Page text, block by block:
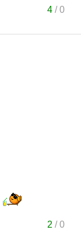
4/0
2 /0